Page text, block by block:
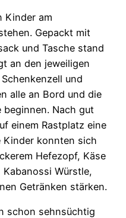
Kinder am
Gepackt mit
und Tasche stand
an den jeweiligen
und
alle an Bord und die
beginnen. Nach gut
einem Rastplatz eine
Kinder konnten sich
Hefezopf, Käse
Würstle,
Getränken stärken.
schon sehnsüchtig